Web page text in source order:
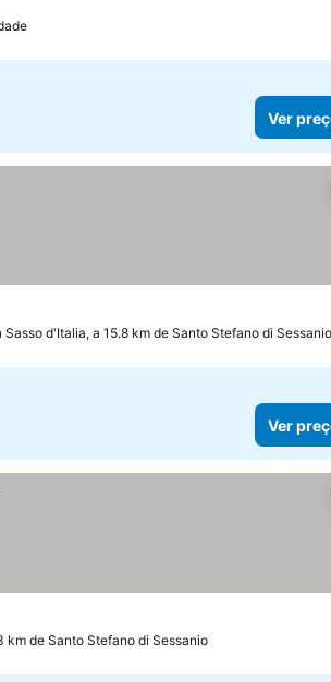
Ver
Sasso d'Italia, a 15.8 km de Santo Stefano di Sessanio
Ver
km de Santo Stefano di Sessanio